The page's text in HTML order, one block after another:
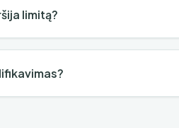
limitą?